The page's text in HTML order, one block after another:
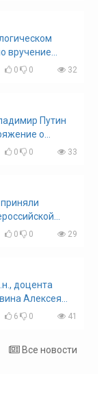
вручение
0 0 32
Путин
о
и трудовых
0 0 33
со
0 0 29
доцента
Алексея
6 0 41
Все новости